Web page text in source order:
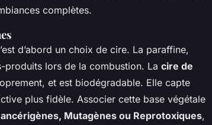
complètes.
d’abord un choix de cire. La paraffine,
lors de la combustion. La cire de
et est biodégradable. Elle capte
plus fidèle. Associer cette base végétale
Mutagènes ou Reprotoxiques,